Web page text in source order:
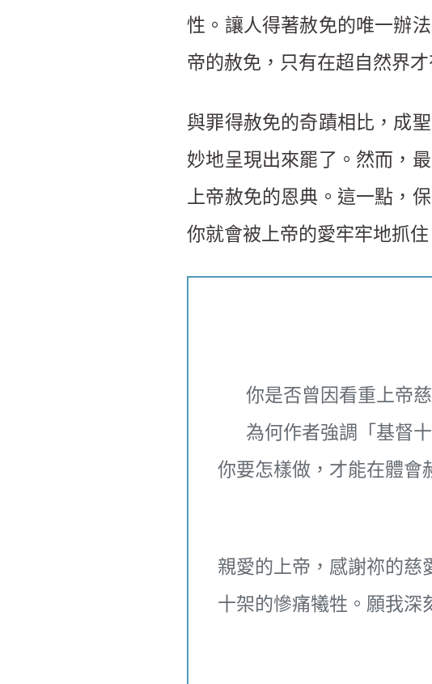
性。讓人得著赦免的唯一辦
帝的赦免，只有在超自然界才
與罪得赦免的奇蹟相比，成
妙地呈現出來罷了。然而，
上帝赦免的恩典。這一點，
你就會被上帝的愛牢牢地抓住
你是否曾因看重上帝
為何作者強調「基督
你要怎樣做，才能在體會
親愛的上帝，感謝祢的慈
十架的慘痛犧牲。願我深